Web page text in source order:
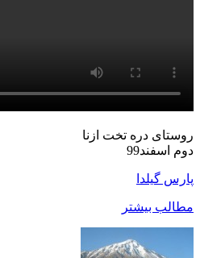
دره تخت ازنا
اسفند99
گیلدا
بیشتر